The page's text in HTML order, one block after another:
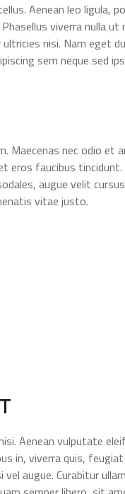
Aenean leo ligula,
viverra nulla
nisi. Nam eget
sem neque sed
Maecenas nec odio
faucibus
augue velit
vitae justo.
Aenean vulputate
in, viverra quis,
augue. Curabitur